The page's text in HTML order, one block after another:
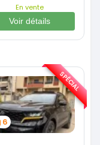
En vente
Voir détails
6
SPÉCIAL